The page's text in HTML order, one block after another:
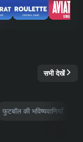
सभी देखें
फुटबॉल की भविष्यवाणियाँ